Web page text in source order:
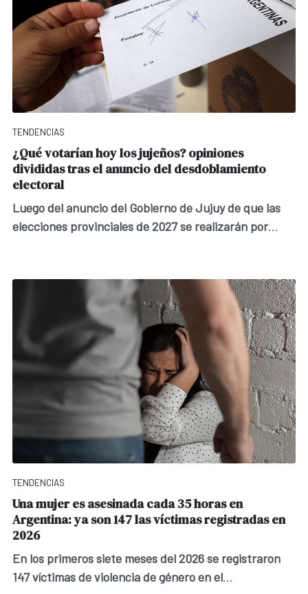
TENDENCIAS
¿Qué votarían hoy los jujeños? opiniones
divididas tras el anuncio del desdoblamiento
electoral
Luego del anuncio del Gobierno de Jujuy de que las
elecciones provinciales de 2027 se realizarán por...
TENDENCIAS
Una mujer es asesinada cada 35 horas en
Argentina: ya son 147 las víctimas registradas en
2026
En los primeros siete meses del 2026 se registraron
147 víctimas de violencia de género en el...